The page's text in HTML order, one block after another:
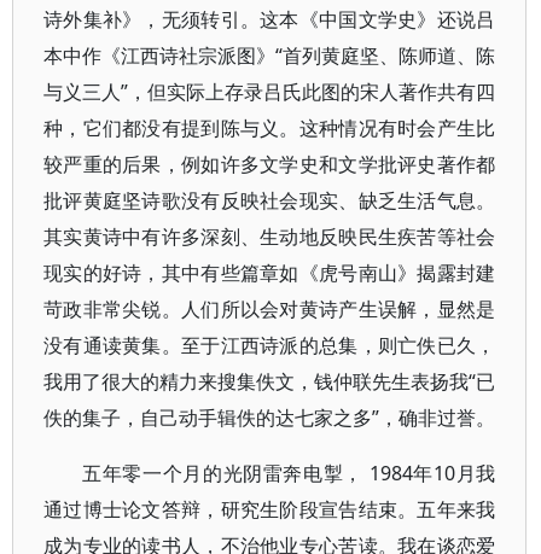
诗外集补》，无须转引。这本《中国文学史》还说吕
本中作《江西诗社宗派图》“首列黄庭坚、陈师道、陈
与义三人”，但实际上存录吕氏此图的宋人著作共有四
种，它们都没有提到陈与义。这种情况有时会产生比
较严重的后果，例如许多文学史和文学批评史著作都
批评黄庭坚诗歌没有反映社会现实、缺乏生活气息。
其实黄诗中有许多深刻、生动地反映民生疾苦等社会
现实的好诗，其中有些篇章如《虎号南山》揭露封建
苛政非常尖锐。人们所以会对黄诗产生误解，显然是
没有通读黄集。至于江西诗派的总集，则亡佚已久，
我用了很大的精力来搜集佚文，钱仲联先生表扬我“已
佚的集子，自己动手辑佚的达七家之多”，确非过誉。
五年零一个月的光阴雷奔电掣， 1984年10月我
通过博士论文答辩，研究生阶段宣告结束。五年来我
成为专业的读书人，不治他业专心苦读。我在谈恋爱